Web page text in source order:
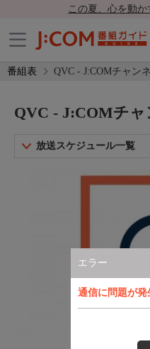
この夏、心を動
番組表 QVC - J:COMチャン
エラー
通信に問題が
QVC - J:COMチ
放送スケジュール一覧